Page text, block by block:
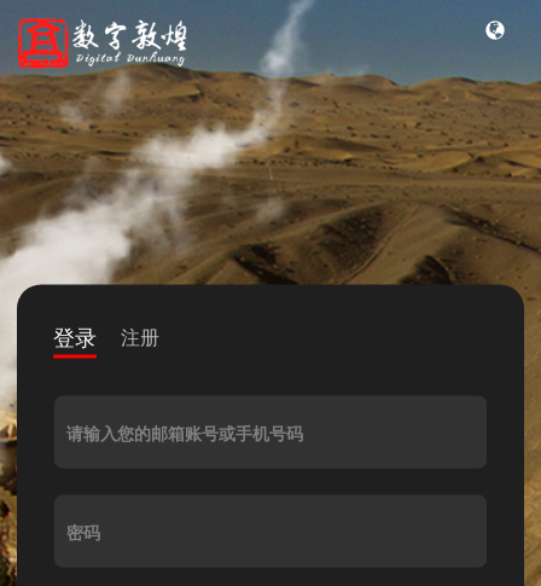
登录 注册
请输入您的邮箱账号或手机号码
密码